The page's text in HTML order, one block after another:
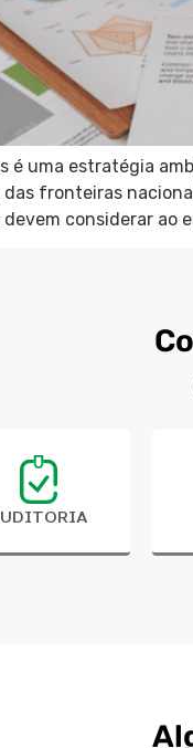
é uma estratégia
fronteiras
considerar ao